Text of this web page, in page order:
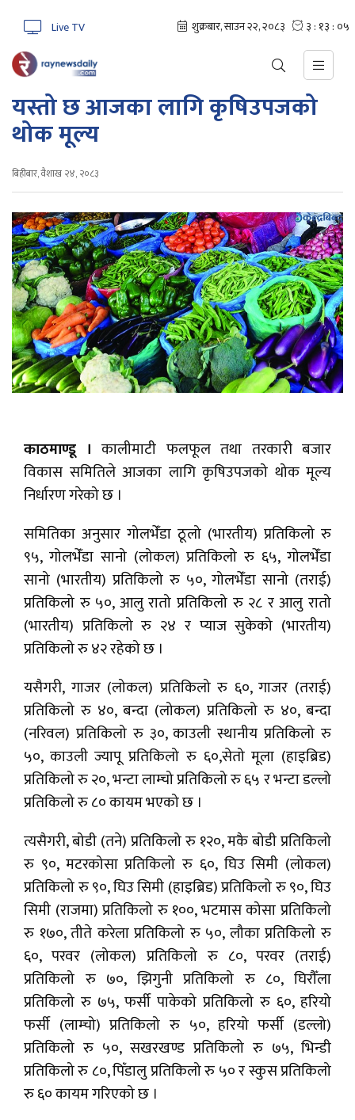
Live TV
यस्तो छ आजका लागि कृषिउपजको
थोक मूल्य
बिहीबार, वैशाख २४, २०८३
काठमाण्डू । कालीमाटी फलफूल तथा तरकारी बजार
विकास समितिले आजका लागि कृषिउपजको थोक मूल्य
निर्धारण गरेको छ ।
समितिका अनुसार गोलभेँडा ठूलो (भारतीय) प्रतिकिलो रु
९५, गोलभेँडा सानो (लोकल) प्रतिकिलो रु ६५, गोलभेँडा
सानो (भारतीय) प्रतिकिलो रु ५०, गोलभेँडा सानो (तराई)
प्रतिकिलो रु ५०, आलु रातो प्रतिकिलो रु २८ र आलु रातो
(भारतीय) प्रतिकिलो रु २४ र प्याज सुकेको (भारतीय)
प्रतिकिलो रु ४२ रहेको छ ।
यसैगरी, गाजर (लोकल) प्रतिकिलो रु ६०, गाजर (तराई)
प्रतिकिलो रु ४०, बन्दा (लोकल) प्रतिकिलो रु ४०, बन्दा
(नरिवल) प्रतिकिलो रु ३०, काउली स्थानीय प्रतिकिलो रु
५०, काउली ज्यापू प्रतिकिलो रु ६०,सेतो मूला (हाइब्रिड)
प्रतिकिलो रु २०, भन्टा लाम्चो प्रतिकिलो रु ६५ र भन्टा डल्लो
प्रतिकिलो रु ८० कायम भएको छ ।
त्यसैगरी, बोडी (तने) प्रतिकिलो रु १२०, मकै बोडी प्रतिकिलो
रु ९०, मटरकोसा प्रतिकिलो रु ६०, घिउ सिमी (लोकल)
प्रतिकिलो रु ९०, घिउ सिमी (हाइब्रिड) प्रतिकिलो रु ९०, घिउ
सिमी (राजमा) प्रतिकिलो रु १००, भटमास कोसा प्रतिकिलो
रु १७०, तीते करेला प्रतिकिलो रु ५०, लौका प्रतिकिलो रु
६०, परवर (लोकल) प्रतिकिलो रु ८०, परवर (तराई)
प्रतिकिलो रु ७०, झिगुनी प्रतिकिलो रु ८०, घिरौँला
प्रतिकिलो रु ७५, फर्सी पाकेको प्रतिकिलो रु ६०, हरियो
फर्सी (लाम्चो) प्रतिकिलो रु ५०, हरियो फर्सी (डल्लो)
प्रतिकिलो रु ५०, सखरखण्ड प्रतिकिलो रु ७५, भिन्डी
प्रतिकिलो रु ८०, पिँडालु प्रतिकिलो रु ५० र स्कुस प्रतिकिलो
रु ६० कायम गरिएको छ ।